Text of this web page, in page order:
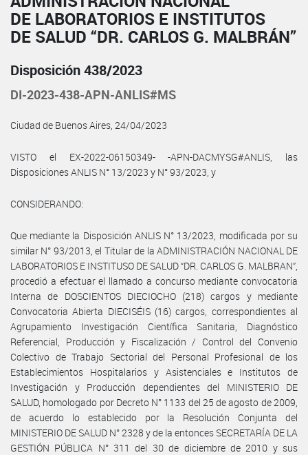
DE LABORATORIOS E INSTITUTOS
DE SALUD “DR. CARLOS G. MALBRÁN”
Disposición 438/2023
DI-2023-438-APN-ANLIS#MS
Ciudad de Buenos Aires, 24/04/2023
VISTO el EX-2022-06150349- -APN-DACMYSG#ANLIS, las
Disposiciones ANLIS N° 13/2023 y N° 93/2023, y
CONSIDERANDO:
Que mediante la Disposición ANLIS N° 13/2023, modificada por su
similar N° 93/2013, el Titular de la ADMINISTRACIÓN NACIONAL DE
LABORATORIOS E INSTITUSO DE SALUD “DR. CARLOS G. MALBRAN”,
procedió a efectuar el llamado a concurso mediante convocatoria
Interna de DOSCIENTOS DIECIOCHO (218) cargos y mediante
Convocatoria Abierta DIECISÉIS (16) cargos, correspondientes al
Agrupamiento Investigación Científica Sanitaria, Diagnóstico
Referencial, Producción y Fiscalización / Control del Convenio
Colectivo de Trabajo Sectorial del Personal Profesional de los
Establecimientos Hospitalarios y Asistenciales e Institutos de
Investigación y Producción dependientes del MINISTERIO DE
SALUD, homologado por Decreto N° 1133 del 25 de agosto de 2009,
de acuerdo lo establecido por la Resolución Conjunta del
MINISTERIO DE SALUD N° 2328 y de la entonces SECRETARÍA DE LA
GESTIÓN PÚBLICA N° 311 del 30 de diciembre de 2010 y sus